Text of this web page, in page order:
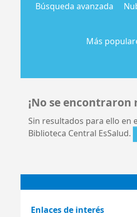
Búsqueda avanzada
Más
¡No se encontraron
Sin resultados para ello en
Biblioteca Central EsSalud.
Enlaces de interés